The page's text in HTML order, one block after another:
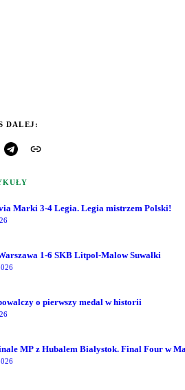
DALEJ:
Marki 3-4 Legia. Legia mistrzem Polski!
1-6 SKB Litpol-Malow Suwałki
o pierwszy medal w historii
MP z Hubalem Białystok. Final Four w